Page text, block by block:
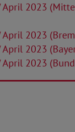
April 2023
April 2023
2023
April 2023